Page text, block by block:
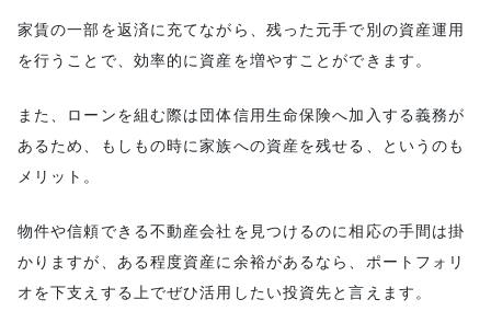
家賃の一部を返済に充てながら、残った元手で別の資産運用
を行うことで、効率的に資産を増やすことができます。
また、ローンを組む際は団体信用生命保険へ加入する義務が
あるため、もしもの時に家族への資産を残せる、というのも
メリット。
物件や信頼できる不動産会社を見つけるのに相応の手間は掛
かりますが、ある程度資産に余裕があるなら、ポートフォリ
オを下支えする上でぜひ活用したい投資先と言えます。